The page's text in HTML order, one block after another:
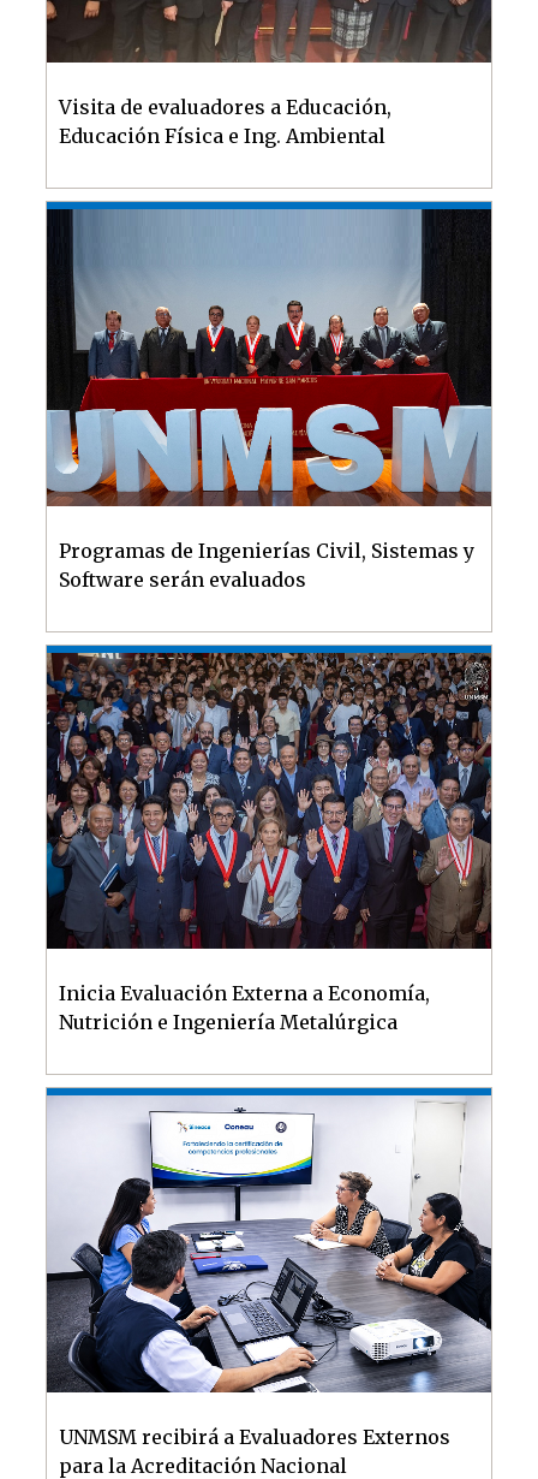
Visita de evaluadores a Educación,
Educación Física e Ing. Ambiental
Programas de Ingenierías Civil, Sistemas y
Software serán evaluados
Inicia Evaluación Externa a Economía,
Nutrición e Ingeniería Metalúrgica
UNMSM recibirá a Evaluadores Externos
para la Acreditación Nacional